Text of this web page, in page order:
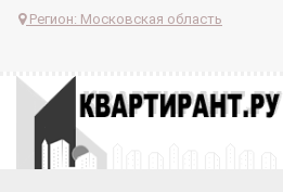
Регион: Московская область